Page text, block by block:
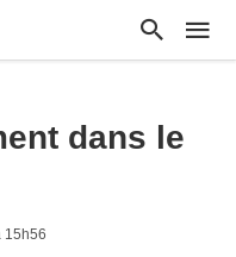
dans le
15h56